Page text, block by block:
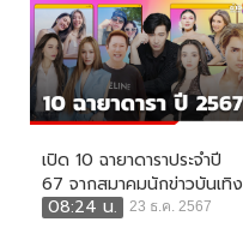
เปิด 10 ฉายาดาราประจำปี
67 จากสมาคมนักข่าวบันเทิง
08:24 น.
23 ธ.ค. 2567